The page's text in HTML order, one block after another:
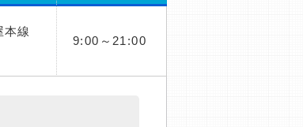
本線
9:00～21:00